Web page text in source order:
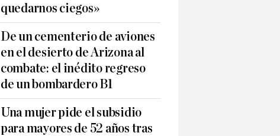
quedarnos ciegos»
De un cementerio de aviones
en el desierto de Arizona al
combate: el inédito regreso
de un bombardero B1
Una mujer pide el subsidio
para mayores de 52 años tras